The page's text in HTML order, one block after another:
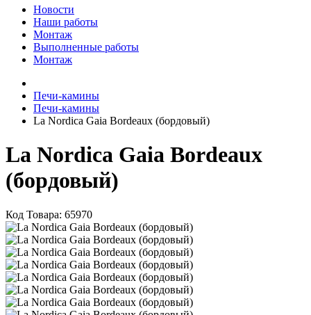
Новости
Наши работы
Монтаж
Выполненные работы
Монтаж
Печи-камины
Печи-камины
La Nordica Gaia Bordeaux (бордовый)
La Nordica Gaia Bordeaux
(бордовый)
Код Товара: 65970